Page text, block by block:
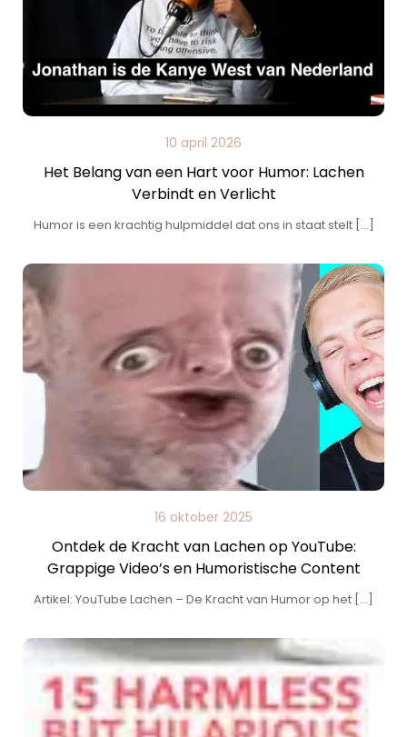
10 april 2026
Het Belang van een Hart voor Humor: Lachen
Verbindt en Verlicht
Humor is een krachtig hulpmiddel dat ons in staat stelt […]
16 oktober 2025
Ontdek de Kracht van Lachen op YouTube:
Grappige Video’s en Humoristische Content
Artikel: YouTube Lachen – De Kracht van Humor op het […]